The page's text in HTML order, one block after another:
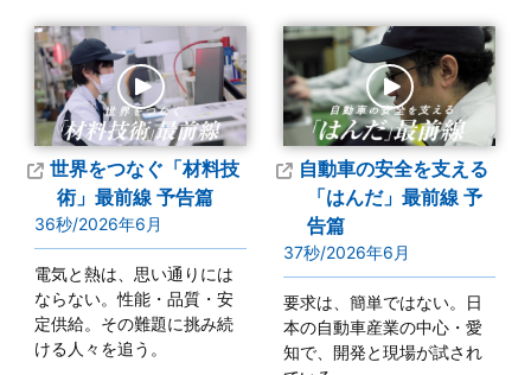
世界をつなぐ 「材料技
術」最前線 予告篇
36秒/2026年6月
電気と熱は、思い通りには
ならない。性能・品質・安
定供給。その難題に挑み続
ける人々を追う。
自動車の安全を支える
「はんだ」最前線 予
告篇
37秒/2026年6月
要求は、簡単ではない。日
本の自動車産業の中心・愛
知で、開発と現場が試され